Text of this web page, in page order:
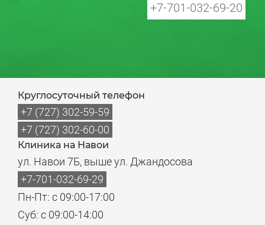
+7-701-032-69-20
Круглосуточный телефон
+7 (727) 302-59-59
+7 (727) 302-60-00
Клиника на Навои
ул. Навои 7Б, выше ул. Джандосова
+7-701-032-69-29
Пн-Пт: с 09:00-17:00
Суб: с 09:00-14:00